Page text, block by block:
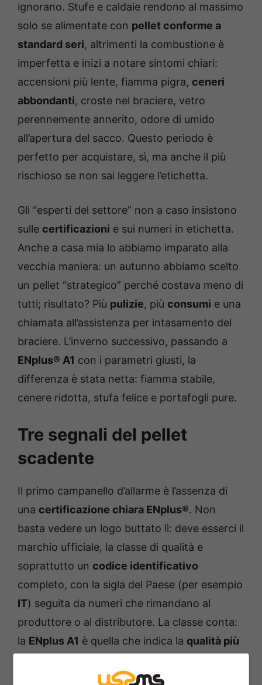
ignorano. Stufe e caldaie rendono al massimo
solo se alimentate con pellet conforme a
standard seri, altrimenti la combustione è
imperfetta e inizi a notare sintomi chiari:
accensioni più lente, fiamma pigra, ceneri
abbondanti, croste nel braciere, vetro
perennemente annerito, odore di umido
all’apertura del sacco. Questo periodo è
perfetto per acquistare, sì, ma anche il più
rischioso se non sai leggere l’etichetta.
Gli “esperti del settore” non a caso insistono
sulle certificazioni e sui numeri in etichetta.
Anche a casa mia lo abbiamo imparato alla
vecchia maniera: un autunno abbiamo scelto
un pellet “strategico” perché costava meno di
tutti; risultato? Più pulizie, più consumi e una
chiamata all’assistenza per intasamento del
braciere. L’inverno successivo, passando a
ENplus® A1 con i parametri giusti, la
differenza è stata netta: fiamma stabile,
cenere ridotta, stufa felice e portafogli pure.
Tre segnali del pellet
scadente
Il primo campanello d’allarme è l’assenza di
una certificazione chiara ENplus®. Non
basta vedere un logo buttato lì: deve esserci il
marchio ufficiale, la classe di qualità e
soprattutto un codice identificativo
completo, con la sigla del Paese (per esempio
IT) seguita da numeri che rimandano al
produttore o al distributore. La classe conta:
la ENplus A1 è quella che indica la qualità più
sacco non riporta tutto in modo trasparente,